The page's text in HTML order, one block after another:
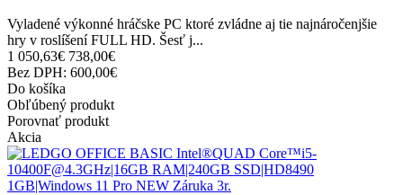
Vyladené výkonné hráčske PC ktoré zvládne aj tie najnáročenjšie
hry v roslíšení FULL HD. Šesť j...
1 050,63€ 738,00€
Bez DPH: 600,00€
Do košíka
Obľúbený produkt
Porovnať produkt
Akcia